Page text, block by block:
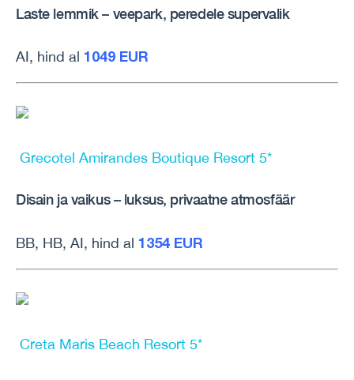
Laste lemmik – veepark, peredele supervalik
AI, hind al 1049 EUR
Grecotel Amirandes Boutique Resort 5*
Disain ja vaikus – luksus, privaatne atmosfäär
BB, HB, AI, hind al 1354 EUR
Creta Maris Beach Resort 5*